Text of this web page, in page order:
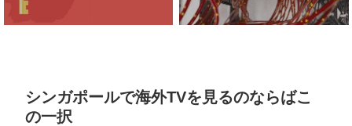
シンガポールで海外TVを見るのならばこ
の一択